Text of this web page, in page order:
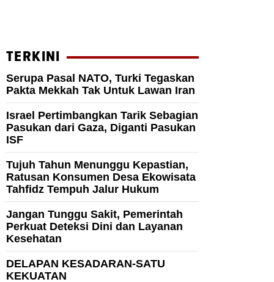
TERKINI
Serupa Pasal NATO, Turki Tegaskan
Pakta Mekkah Tak Untuk Lawan Iran
Israel Pertimbangkan Tarik Sebagian
Pasukan dari Gaza, Diganti Pasukan
ISF
Tujuh Tahun Menunggu Kepastian,
Ratusan Konsumen Desa Ekowisata
Tahfidz Tempuh Jalur Hukum
Jangan Tunggu Sakit, Pemerintah
Perkuat Deteksi Dini dan Layanan
Kesehatan
DELAPAN KESADARAN-SATU
KEKUATAN